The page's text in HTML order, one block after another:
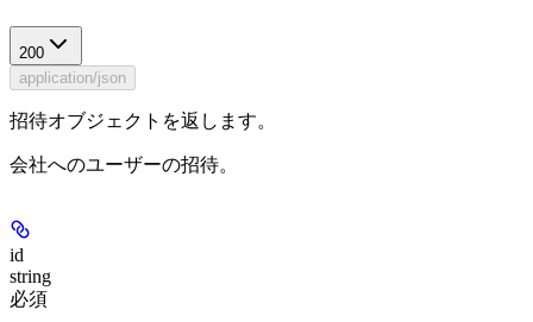
200
application/json
招待オブジェクトを返します。
会社へのユーザーの招待。
id
string
必須